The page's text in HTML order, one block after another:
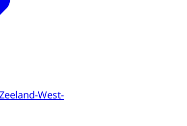
West-